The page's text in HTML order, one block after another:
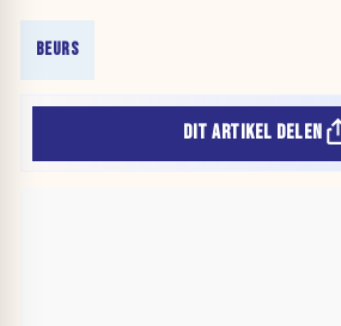
BEURS
DIT ARTIKEL DELEN